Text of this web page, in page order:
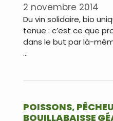
2 novembre 2014
Du vin solidaire, bio
tenue : c’est ce que
dans le but par là-
…
POISSONS,
BOUILLABAISSE